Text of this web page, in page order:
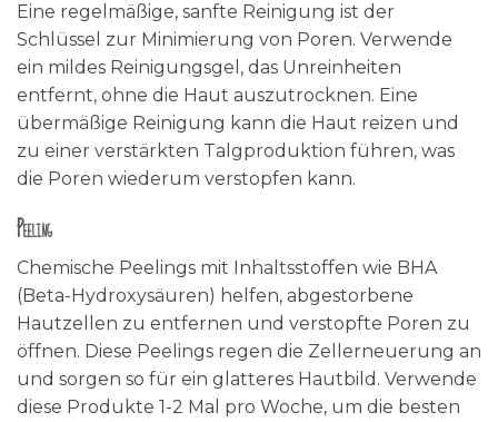
Eine regelmäßige, sanfte Reinigung ist der
Schlüssel zur Minimierung von Poren. Verwende
ein mildes Reinigungsgel, das Unreinheiten
entfernt, ohne die Haut auszutrocknen. Eine
übermäßige Reinigung kann die Haut reizen und
zu einer verstärkten Talgproduktion führen, was
die Poren wiederum verstopfen kann.
Peeling
Chemische Peelings mit Inhaltsstoffen wie BHA
(Beta-Hydroxysäuren) helfen, abgestorbene
Hautzellen zu entfernen und verstopfte Poren zu
öffnen. Diese Peelings regen die Zellerneuerung an
und sorgen so für ein glatteres Hautbild. Verwende
diese Produkte 1-2 Mal pro Woche, um die besten